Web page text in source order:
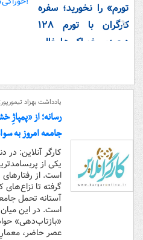
تورم» را نخورید؛ سفره
کارگران با تورم ۱۲۸
درصدی خوراکی‌ها خالی
یادداشت بهزاد تیمورپور:
رسانه؛ از «پمپاژِ
جامعه امروز به
کارگر آنلاین:
یکی از
است. از
گرفته تا
آستانه تحمل
است. در این
«بازتاب‌دهی»
عصر حاضر،